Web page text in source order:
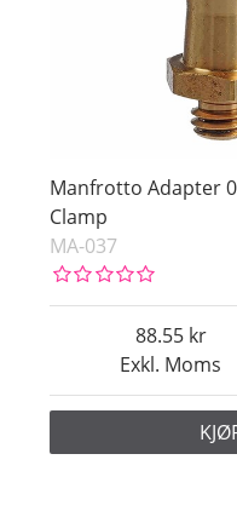
Manfrotto Adapter
Clamp
MA-037
Exkl. Moms
88.55